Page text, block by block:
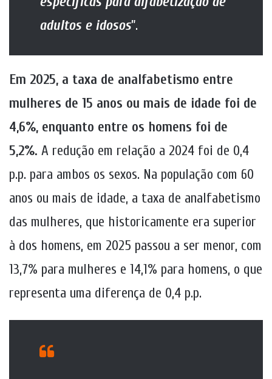
adultos e idosos”.
Em 2025, a taxa de analfabetismo entre
mulheres de 15 anos ou mais de idade foi de
4,6%, enquanto entre os homens foi de
5,2%. A redução em relação a 2024 foi de 0,4
p.p. para ambos os sexos. Na população com 60
anos ou mais de idade, a taxa de analfabetismo
das mulheres, que historicamente era superior
à dos homens, em 2025 passou a ser menor, com
13,7% para mulheres e 14,1% para homens, o que
representa uma diferença de 0,4 p.p.